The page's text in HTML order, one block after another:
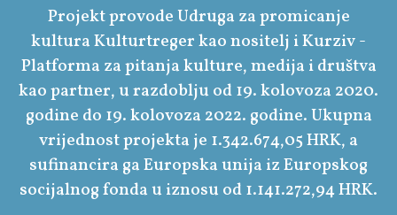
Projekt provode Udruga za promicanje
kultura Kulturtreger kao nositelj i Kurziv -
Platforma za pitanja kulture, medija i društva
kao partner, u razdoblju od 19. kolovoza 2020.
godine do 19. kolovoza 2022. godine. Ukupna
vrijednost projekta je 1.342.674,05 HRK, a
sufinancira ga Europska unija iz Europskog
socijalnog fonda u iznosu od 1.141.272,94 HRK.